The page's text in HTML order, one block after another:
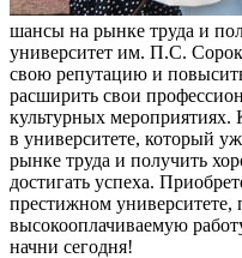
шансы на рынке труда и
университет им. П.С.
свою репутацию и
расширить свои
культурных
в университете, который
рынке труда и получить
достигать успеха.
престижном университете,
высокооплачиваемую
начни сегодня!